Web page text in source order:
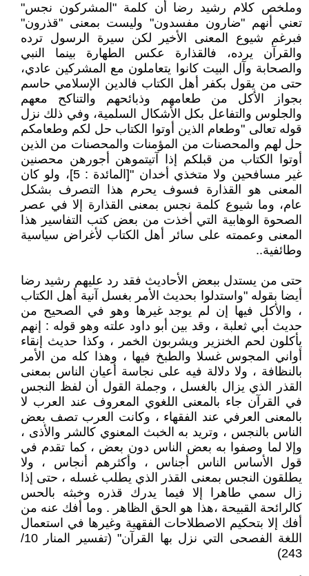
وملخص كلام رشيد رضا أن كلمة "المشركون نجس"
تعني أنهم "ضارون مفسدون" وليست بمعنى "قذرون"
فبرغم شيوع المعنى الأخير لكن سيرة الرسول ترده
والقرآن يرده، فالقذارة عكس الطهارة بينما النبي
والصحابة وآل البيت كانوا يتعاملون مع المشركين عادي،
حتى من يقول بكفر أهل الكتاب فالدين الإسلامي حاسم
بجواز الأكل من طعامهم وذبائحهم والتناكح معهم
والجلوس والتفاعل بكل الأشكال السلمية، وفي ذلك نزل
قوله تعالى "وطعام الذين أوتوا الكتاب حل لكم وطعامكم
حل لهم والمحصنات من المؤمنات والمحصنات من الذين
أوتوا الكتاب من قبلكم إذا آتيتموهن أجورهن محصنين
غير مسافحين ولا متخذي أخدان "[المائدة : 5]، ولو كان
المعنى هو القذارة فسوف يحرم هذا التصرف بشكل
عام، وما شيوع كلمة نجس بمعنى القذارة إلا في عصر
الصحوة الوهابية التي أخذت من بعض كتب التفاسير هذا
المعنى وعممته على سائر أهل الكتاب لأغراض سياسية
وطائفية..
حتى من يستدل ببعض الأحاديث فقد رد عليهم رشيد رضا
أيضا بقوله "واستدلوا بحديث الأمر بغسل آنية أهل الكتاب
، والأكل فيها إن لم يوجد غيرها وهو في الصحيح من
حديث أبي ثعلبة ، وقد بين أبو داود علته وهو قوله : إنهم
يأكلون لحم الخنزير ويشربون الخمر ، وكذا حديث إنقاء
أواني المجوس غسلا والطبخ فيها ، وهذا كله من الأمر
بالنظافة ، ولا دلالة فيه على نجاسة أعيان الناس بمعنى
القذر الذي يزال بالغسل ، وجملة القول أن لفظ النجس
في القرآن جاء بالمعنى اللغوي المعروف عند العرب لا
بالمعنى العرفي عند الفقهاء ، وكانت العرب تصف بعض
الناس بالنجس ، وتريد به الخبث المعنوي كالشر والأذى ،
وإلا لما وصفوا به بعض الناس دون بعض ، كما تقدم في
قول الأساس الناس أجناس ، وأكثرهم أنجاس ، ولا
يطلقون النجس بمعنى القذر الذي يطلب غسله ، حتى إذا
زال سمي طاهرا إلا فيما يدرك قذره وخبثه بالحس
كالرائحة القبيحة ،هذا هو الحق الظاهر . وما أفك عنه من
أفك إلا بتحكيم الاصطلاحات الفقهية وغيرها في استعمال
اللغة الفصحى التي نزل بها القرآن" (تفسير المنار 10/
243)